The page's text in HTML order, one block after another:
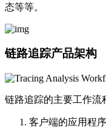
态等等。
链路追踪产品架构
链路追踪的主要工作流
客户端的应用程